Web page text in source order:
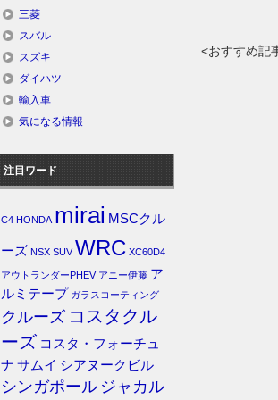
<おすすめ記
三菱
スバル
スズキ
ダイハツ
輸入車
気になる情報
注目ワード
C4 HONDA mirai MSCクル
ーズ NSX SUV WRC XC60D4
アウトランダーPHEV アニー伊藤 ア
ルミテープ ガラスコーティング
クルーズ コスタクル
ーズ コスタ・フォーチュ
ナ サムイ シアヌークビル
シンガポール ジャカル